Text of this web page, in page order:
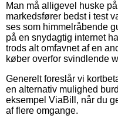
Man må alligevel huske
markedsfører bedst i test
ses som himmelråbende
på en snydagtig internet
trods alt omfavnet af en
køber overfor svindlende
Generelt foreslår vi
en alternativ mulighed
eksempel ViaBill, når du
af flere omgange.